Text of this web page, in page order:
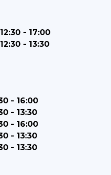
- 17:00
- 13:30
- 16:00
- 13:30
- 16:00
- 13:30
- 13:30